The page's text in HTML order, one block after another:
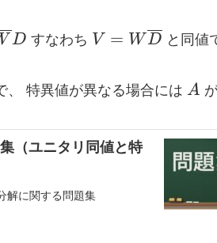
D すなわち V = W
V = WD と同値
、 特異値が異なる場合には A
A
（ユニタリ同値と特
解に関する問題集